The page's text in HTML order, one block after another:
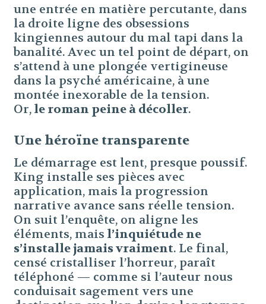
une entrée en matière percutante, dans
la droite ligne des obsessions
kingiennes autour du mal tapi dans la
banalité. Avec un tel point de départ, on
s’attend à une plongée vertigineuse
dans la psyché américaine, à une
montée inexorable de la tension.
Or,le roman peine à décoller.
Une héroïne transparente
Le démarrage est lent, presque poussif.
King installe ses pièces avec
application, mais la progression
narrative avance sans réelle tension.
On suit l’enquête, on aligne les
éléments, mais l’inquiétude ne
s’installe jamais vraiment. Le final,
censé cristalliser l’horreur, paraît
téléphoné — comme si l’auteur nous
conduisait sagement vers une